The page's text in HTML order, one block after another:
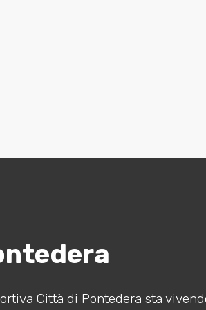
Città di Pontedera sta